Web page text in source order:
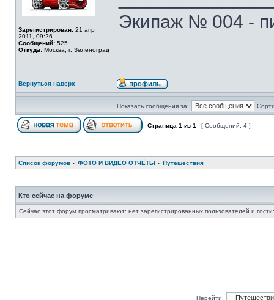
Зарегистрирован: 21 апр
2011, 09:26
Сообщений: 525
Откуда: Москва, г. Зеленоград
Экипаж № 004 -
Вернуться наверх
Показать сообщения за:
Страница 1 из 1 [ Сообщений: 4 ]
Список форумов » ФОТО И ВИДЕО ОТЧЁТЫ » Путешествия
Кто сейчас на форуме
Сейчас этот форум просматривают: нет зарегистрированных пользователей и
Перейти: